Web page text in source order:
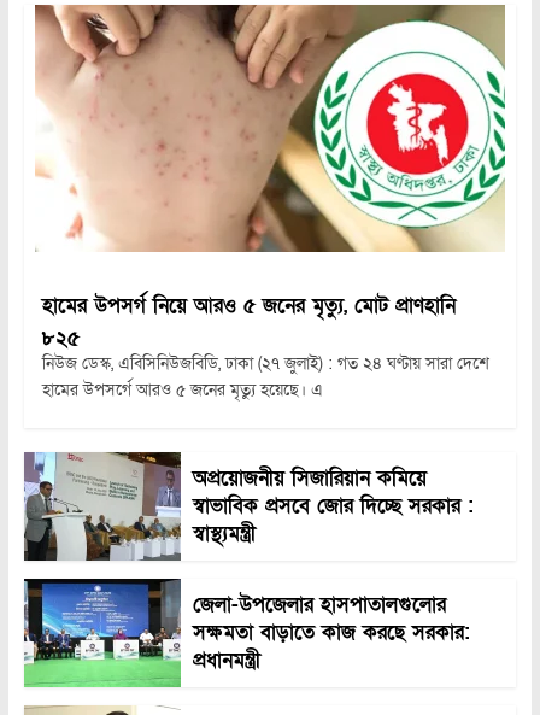
হামের উপসর্গ নিয়ে আরও ৫ জনের মৃত্যু, মোট প্রাণহানি
৮২৫
নিউজ ডেস্ক, এবিসিনিউজবিডি, ঢাকা (২৭ জুলাই) : গত ২৪ ঘণ্টায় সারা দেশে
হামের উপসর্গে আরও ৫ জনের মৃত্যু হয়েছে। এ
অপ্রয়োজনীয় সিজারিয়ান কমিয়ে
স্বাভাবিক প্রসবে জোর দিচ্ছে সরকার :
স্বাস্থ্যমন্ত্রী
জেলা-উপজেলার হাসপাতালগুলোর
সক্ষমতা বাড়াতে কাজ করছে সরকার:
প্রধানমন্ত্রী